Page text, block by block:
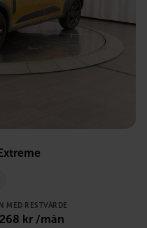
MED RESTVÄRDE
kr /mån